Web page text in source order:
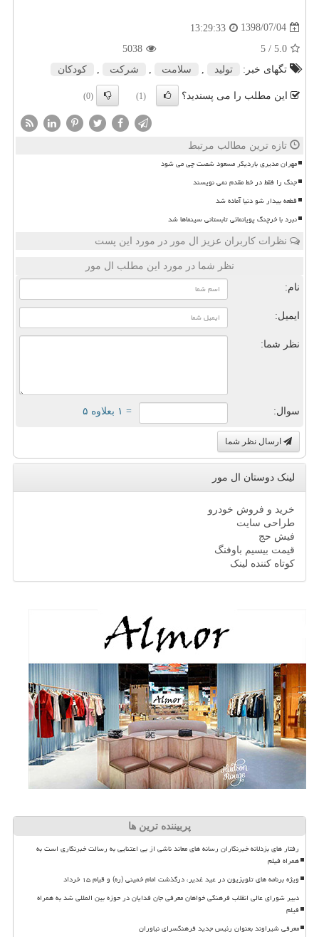
1398/07/04
13:29:33
5.0
/ 5
5038
تگهای خبر:
تولید , سلامت , شركت , كودكان
این مطلب را می پسندید؟ (1)
(0)
تازه ترین مطالب مرتبط
مهران مدیری باردیگر مسعود شصت چی می شود
جنگ را فقط در خط مقدم نمی نویسند
قطعه بیدار شو دنیا آماده شد
نبرد با خرچنگ پویانمائی تابستانی سینماها شد
نظرات کاربران عزیز ال مور در مورد این پست
نظر شما در مورد این مطلب ال مور
نام:
ایمیل:
نظر شما:
سوال: = ۱ بعلاوه ۵
ارسال نظر شما
لینک دوستان ال مور
خرید و فروش خودرو
طراحی سایت
فیش حج
قیمت بیسیم باوفنگ
کوتاه کننده لینک
پربیننده ترین ها
رفتار های بزدلانه خبرنگاران رسانه های معاند ناشی از بی اعتنایی به رسالت خبرنگاری است به
همراه فیلم
ویژه برنامه های تلویزیون در عید غدیر، درگذشت امام خمینی (ره) و قیام ۱۵ خرداد
دبیر شورای عالی انقلاب فرهنگی خواهان معرفی جان فدایان در حوزه بین المللی شد به همراه
فیلم
معرفی شیراوند بعنوان رئیس جدید فرهنگسرای نیاوران